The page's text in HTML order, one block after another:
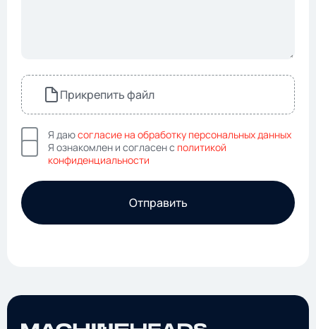
Прикрепить файл
Я даюсогласие на обработку персональных данных
Я ознакомлен и согласен с политикой
конфиденциальности
Отправить